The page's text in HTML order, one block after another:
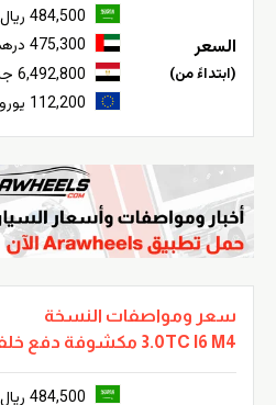
السعر
(ابتداءً من)
484,500 ريال
475,300 درهم
6,492,800 جنيه
112,200 يورو
سعر ومواصفات النسخة
3.0TC I6 M4 مكشوفة دفع خلفي
484,500 ريال